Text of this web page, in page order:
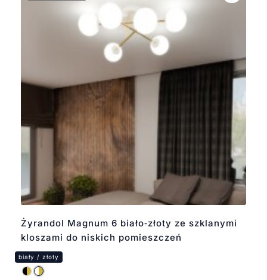
Żyrandol Magnum 6 biało‑złoty ze szklanymi
kloszami do niskich pomieszczeń